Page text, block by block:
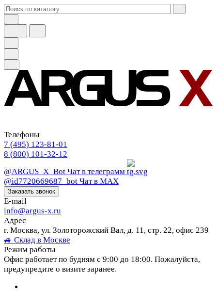
Телефоны
7 (495) 123-81-01
8 (800) 101-32-12
@ARGUS_X_Bot Чат в телеграмм
@id7720669687_bot Чат в МАХ
Заказать звонок
E-mail
info@argus-x.ru
Адрес
г. Москва, ул. Золоторожский Вал, д. 11, стр. 22, офис 239
🚙 Склад в Москве
Режим работы
Офис работает по будням с 9:00 до 18:00. Пожалуйста,
предупредите о визите заранее.